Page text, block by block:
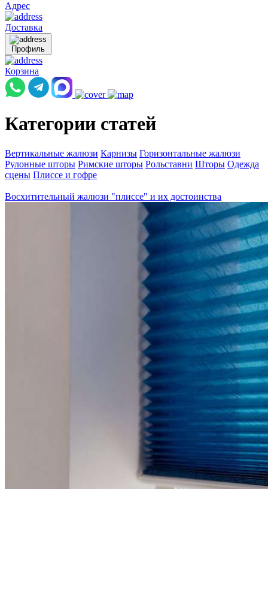
Адрес
Доставка
Профиль
Корзина
Категории статей
Вертикальные жалюзи Карнизы Горизонтальные жалюзи
Рулонные шторы Римские шторы Рольставни Шторы Одежда
сцены Плиссе и гофре
Восхитительный жалюзи "плиссе" и их достоинства